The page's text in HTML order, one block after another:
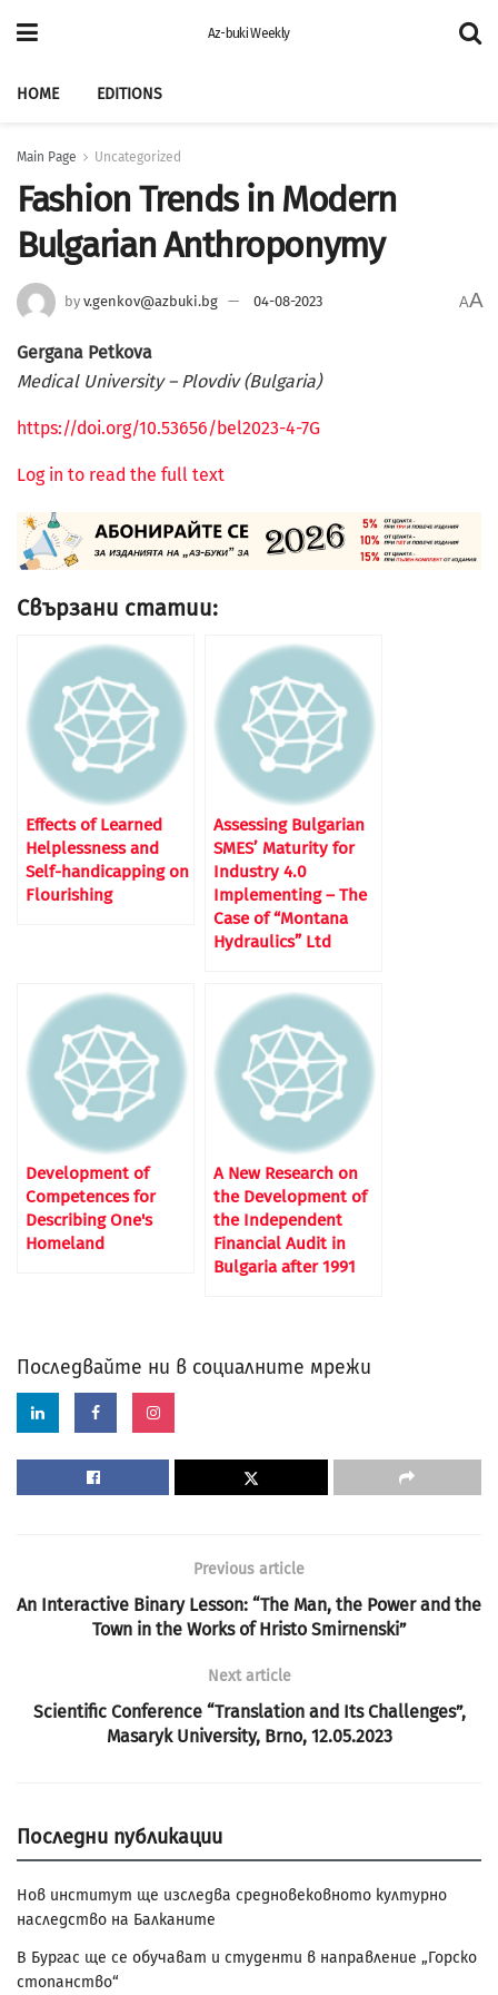
Az-buki Weekly
HOME EDITIONS
Main Page Uncategorized
Fashion Trends in Modern
Bulgarian Anthroponymy
by v.genkov@azbuki.bg 04-08-2023 AA
Gergana Petkova
Medical University – Plovdiv (Bulgaria)
https://doi.org/10.53656/bel2023-4-7G
Log in to read the full text
Свързани статии:
Effects of Learned
Helplessness and
Self-handicapping on
Flourishing
Assessing Bulgarian
SMES’ Maturity for
Industry 4.0
Implementing – The
Case of “Montana
Hydraulics” Ltd
Development of
Competences for
Describing One's
Homeland
A New Research on
the Development of
the Independent
Financial Audit in
Bulgaria after 1991
Последвайте ни в социалните мрежи
Previous article
An Interactive Binary Lesson: “The Man, the Power and the
Town in the Works of Hristo Smirnenski”
Next article
Scientific Conference “Translation and Its Challenges”,
Masaryk University, Brno, 12.05.2023
Последни публикации
Нов институт ще изследва средновековното културно
наследство на Балканите
В Бургас ще се обучават и студенти в направление „Горско
стопанство“